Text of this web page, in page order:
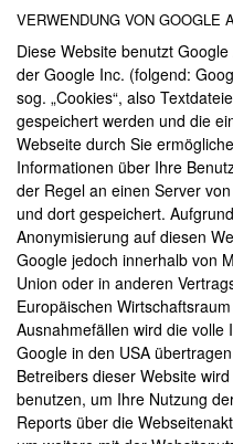
VERWENDUNG VON GOOGLE
Diese Website benutzt
der Google Inc. (folgend:
sog. „Cookies“, also
gespeichert werden und die
Webseite durch Sie
Informationen über Ihre
der Regel an einen Server
und dort gespeichert.
Anonymisierung auf diesen
Google jedoch innerhalb von
Union oder in anderen
Europäischen
Ausnahmefällen wird die volle
Google in den USA
Betreibers dieser Website
benutzen, um Ihre Nutzung
Reports über die